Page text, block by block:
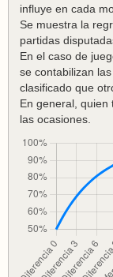
influye en cada
Se muestra la
partidas
En el caso de
se contabilizan
clasificado que
En general, quien
las ocasiones.